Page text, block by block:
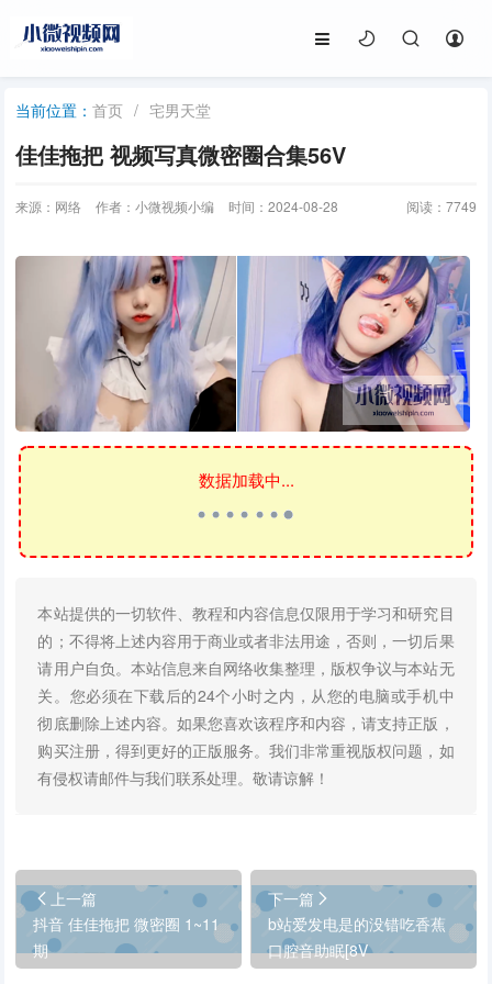
当前位置：首页 / 宅男天堂
佳佳拖把 视频写真微密圈合集56V
来源：网络 作者：小微视频小编 时间：2024-08-28 阅读： 7749
数据加载中...
本站提供的一切软件、教程和内容信息仅限用于学习和研究目
的；不得将上述内容用于商业或者非法用途，否则，一切后果
请用户自负。本站信息来自网络收集整理，版权争议与本站无
关。您必须在下载后的24个小时之内，从您的电脑或手机中
彻底删除上述内容。如果您喜欢该程序和内容，请支持正版，
购买注册，得到更好的正版服务。我们非常重视版权问题，如
有侵权请邮件与我们联系处理。敬请谅解！
上一篇
抖音 佳佳拖把 微密圈 1~11
期
下一篇
b站爱发电是的没错吃香蕉
口腔音助眠[8V